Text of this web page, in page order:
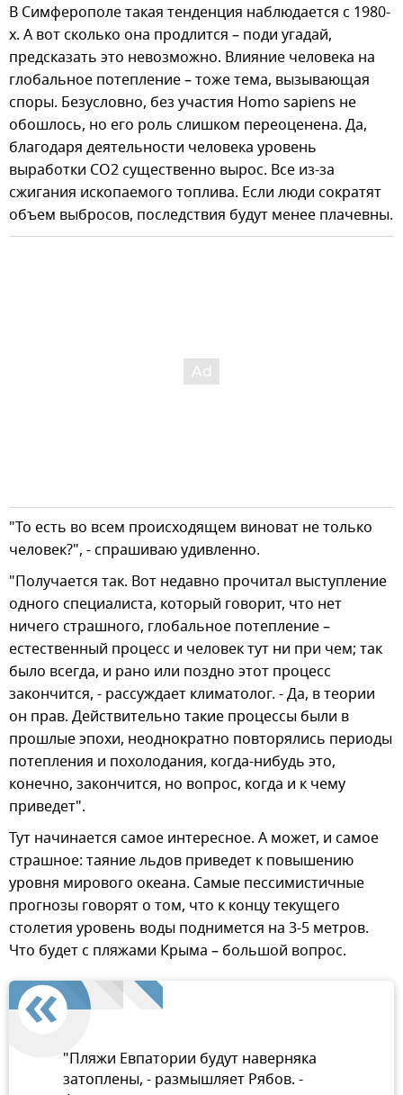
В Симферополе такая тенденция наблюдается с 1980-
х. А вот сколько она продлится – поди угадай,
предсказать это невозможно. Влияние человека на
глобальное потепление – тоже тема, вызывающая
споры. Безусловно, без участия Homo sapiens не
обошлось, но его роль слишком переоценена. Да,
благодаря деятельности человека уровень
выработки СО2 существенно вырос. Все из-за
сжигания ископаемого топлива. Если люди сократят
объем выбросов, последствия будут менее плачевны.
"То есть во всем происходящем виноват не только
человек?", - спрашиваю удивленно.
"Получается так. Вот недавно прочитал выступление
одного специалиста, который говорит, что нет
ничего страшного, глобальное потепление –
естественный процесс и человек тут ни при чем; так
было всегда, и рано или поздно этот процесс
закончится, - рассуждает климатолог. - Да, в теории
он прав. Действительно такие процессы были в
прошлые эпохи, неоднократно повторялись периоды
потепления и похолодания, когда-нибудь это,
конечно, закончится, но вопрос, когда и к чему
приведет".
Тут начинается самое интересное. А может, и самое
страшное: таяние льдов приведет к повышению
уровня мирового океана. Самые пессимистичные
прогнозы говорят о том, что к концу текущего
столетия уровень воды поднимется на 3-5 метров.
Что будет с пляжами Крыма – большой вопрос.
"Пляжи Евпатории будут наверняка
затоплены, - размышляет Рябов. -